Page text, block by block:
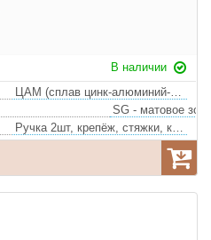
В наличии
ЦАМ (сплав цинк-алюминий-медь)
Ручка 2шт, крепёж, стяжки, квадрат